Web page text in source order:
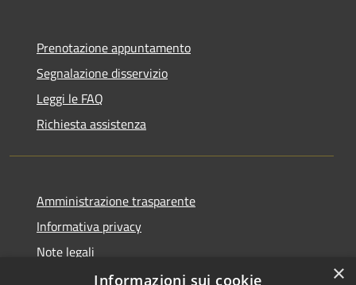
Prenotazione appuntamento
Segnalazione disservizio
Leggi le FAQ
Richiesta assistenza
Amministrazione trasparente
Informativa privacy
Note legali
Dichiarazione di accessibilità
×
Informazioni sui cookie